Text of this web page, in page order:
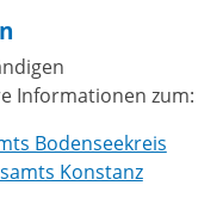
Informationen zum:
Bodenseekreis
Konstanz